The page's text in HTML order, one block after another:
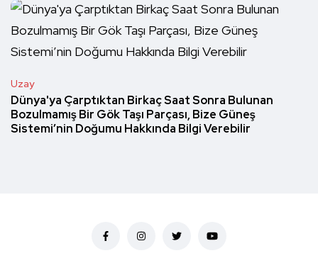
Uzay
Dünya'ya Çarptıktan Birkaç Saat Sonra Bulunan
Bozulmamış Bir Gök Taşı Parçası, Bize Güneş
Sistemi’nin Doğumu Hakkında Bilgi Verebilir